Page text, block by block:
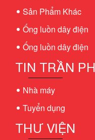
Sản Phẩm Khác
Ống luồn dây điện
Ống luồn dây điện
TIN TRẦN
Nhà máy
Tuyển dụng
THƯ VIỆN